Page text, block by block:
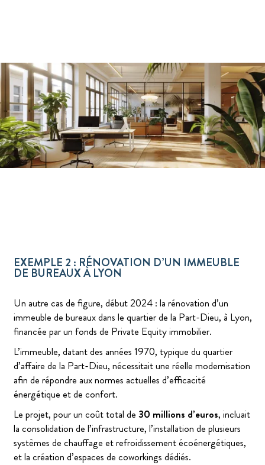
EXEMPLE 2 : RÉNOVATION D’UN IMMEUBLE
DE BUREAUX À LYON
Un autre cas de figure, début 2024 : la rénovation d’un
immeuble de bureaux dans le quartier de la Part-Dieu, à Lyon,
financée par un fonds de Private Equity immobilier.
L’immeuble, datant des années 1970, typique du quartier
d’affaire de la Part-Dieu, nécessitait une réelle modernisation
afin de répondre aux normes actuelles d’efficacité
énergétique et de confort.
Le projet, pour un coût total de 30 millions d’euros, incluait
la consolidation de l’infrastructure, l’installation de plusieurs
systèmes de chauffage et refroidissement écoénergétiques,
et la création d’espaces de coworkings dédiés.